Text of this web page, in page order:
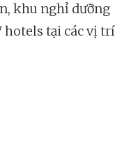
khu nghỉ dưỡng
hotels tại các vị trí